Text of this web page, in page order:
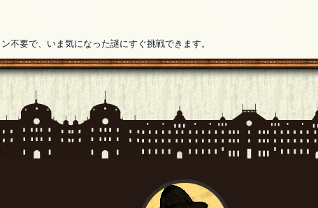
23:32]
不要で、いま気になった謎にすぐ挑戦できます。